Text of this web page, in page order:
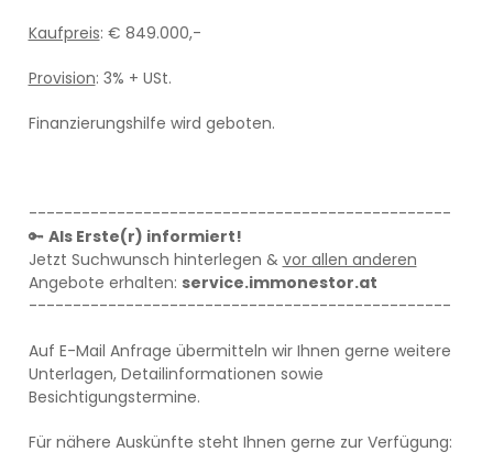
Kaufpreis: € 849.000,-
Provision: 3% + USt.
Finanzierungshilfe wird geboten.
------------------------------------------------
🔑 Als Erste(r) informiert!
Jetzt Suchwunsch hinterlegen & vor allen anderen
Angebote erhalten: service.immonestor.at
------------------------------------------------
Auf E-Mail Anfrage übermitteln wir Ihnen gerne weitere
Unterlagen, Detailinformationen sowie
Besichtigungstermine.
Für nähere Auskünfte steht Ihnen gerne zur Verfügung: